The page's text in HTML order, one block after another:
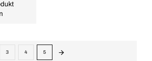
3 4 5